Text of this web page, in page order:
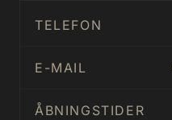
TELEFON
E-MAIL
ÅBNINGSTIDER